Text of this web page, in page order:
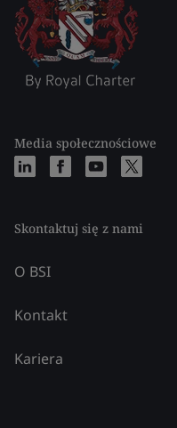
Media społecznościowe
Skontaktuj się z nami
O BSI
Kontakt
Kariera